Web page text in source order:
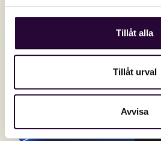
Tillåt alla
Tillåt urval
Avvisa